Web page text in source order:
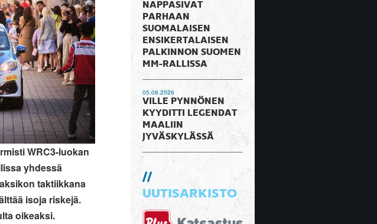
WRC3-luokan
yhdessä
taktiikkana
isoja riskejä.
oikeaksi.
NAPPASIVAT
PARHAAN
SUOMALAISEN
ENSIKERTALAISEN
PALKINNON SUOMEN
MM-RALLISSA
05.08.2026
VILLE PYNNÖNEN
KYYDITTI LEGENDAT
MAALIIN
JYVÄSKYLÄSSÄ
UUTISARKISTO